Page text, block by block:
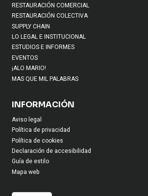
RESTAURACIÓN COMERCIAL
RESTAURACIÓN COLECTIVA
SUPPLY CHAIN
LO LEGAL E INSTITUCIONAL
ESTUDIOS E INFORMES
EVENTOS
¡ALO MARIO!
MAS QUE MIL PALABRAS
INFORMACIÓN
Aviso legal
Política de privacidad
Política de cookies
Declaración de accesibilidad
Guía de estilo
Mapa web